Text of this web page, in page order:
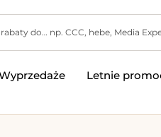
Letnie